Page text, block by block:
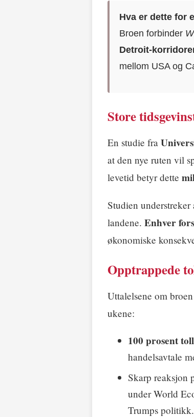
Hva er dette for
Broen forbinder
Detroit-
mellom USA og
Store
En studie fra
at den nye ruten vil
levetid betyr dette
Studien
landene. Enhver
økonomiske
Opptrappede
Uttalelsene om
ukene:
100 prosent toll
handelsavtale
Skarp reaksjon
under World
Trumps politikk.